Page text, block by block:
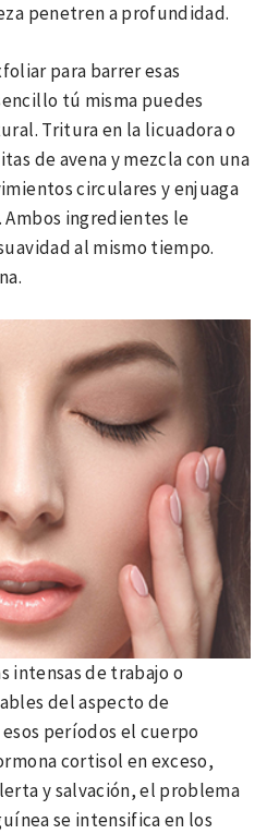
penetren a profundidad.
para barrer esas
tú misma puedes
Tritura en la licuadora o
de avena y mezcla con una
circulares y enjuaga
ingredientes le
al mismo tiempo.
intensas de trabajo o
del aspecto de
períodos el cuerpo
cortisol en exceso,
y salvación, el problema
se intensifica en los